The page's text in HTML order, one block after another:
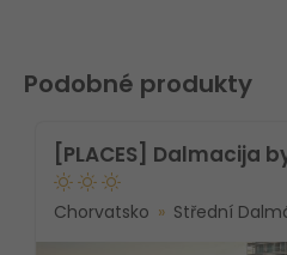
Podobné produkty
Chorvatsko Střední